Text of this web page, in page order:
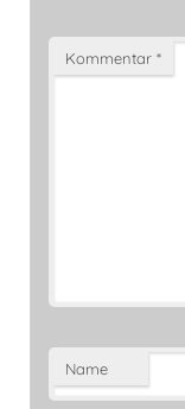
Kommentar*
Name